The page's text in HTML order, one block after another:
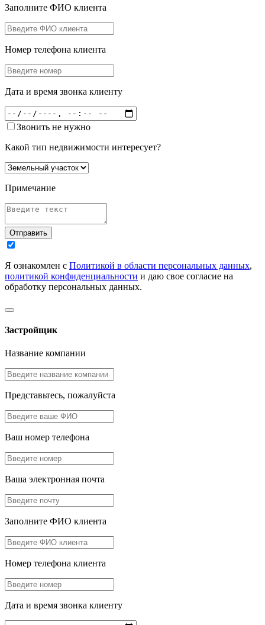
Заполните ФИО клиента
Номер телефона клиента
Дата и время звонка клиенту
Звонить не нужно
Какой тип недвижимости интересует?
Примечание
Отправить
Я ознакомлен с Политикой в области персональных данных,
политикой конфиденциальности и даю свое согласие на
обработку персональных данных.
Застройщик
Название компании
Представьтесь, пожалуйста
Ваш номер телефона
Ваша электронная почта
Заполните ФИО клиента
Номер телефона клиента
Дата и время звонка клиенту